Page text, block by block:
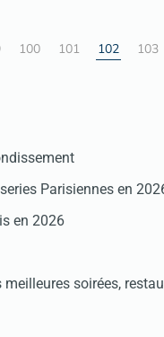
100 101 102 103
Parisiennes en
en 2026
soirées,